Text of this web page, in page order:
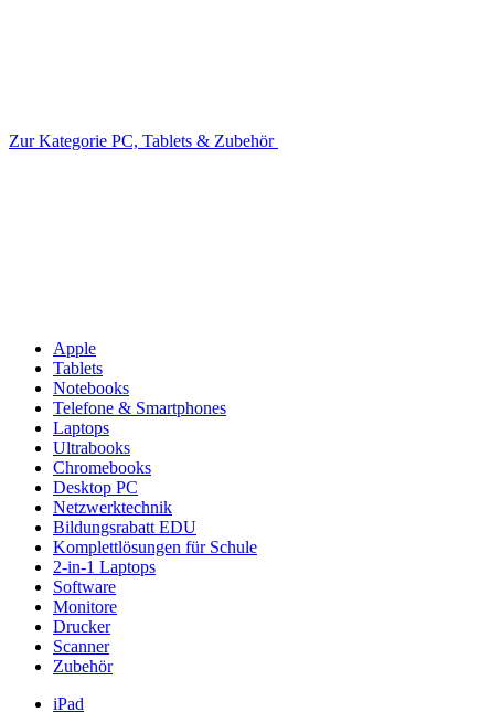
Zur Kategorie PC, Tablets & Zubehör
Apple
Tablets
Notebooks
Telefone & Smartphones
Laptops
Ultrabooks
Chromebooks
Desktop PC
Netzwerktechnik
Bildungsrabatt EDU
Komplettlösungen für Schule
2-in-1 Laptops
Software
Monitore
Drucker
Scanner
Zubehör
iPad